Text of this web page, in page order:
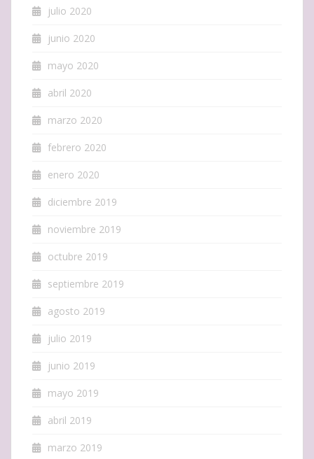
julio 2020
junio 2020
mayo 2020
abril 2020
marzo 2020
febrero 2020
enero 2020
diciembre 2019
noviembre 2019
octubre 2019
septiembre 2019
agosto 2019
julio 2019
junio 2019
mayo 2019
abril 2019
marzo 2019